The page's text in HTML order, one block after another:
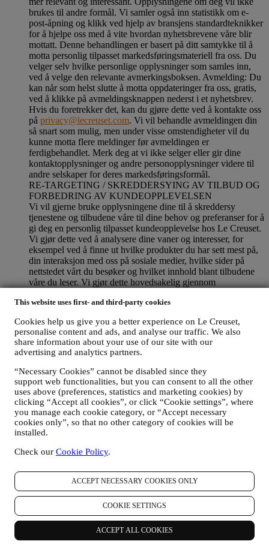
This website uses first- and third-party cookies
Cookies help us give you a better experience on Le Creuset,
personalise content and ads, and analyse our traffic. We also
share information about your use of our site with our
advertising and analytics partners.
“Necessary Cookies” cannot be disabled since they
support web functionalities, but you can consent to all the other
uses above (preferences, statistics and marketing cookies) by
clicking “Accept all cookies”, or click “Cookie settings”, where
you manage each cookie category, or “Accept necessary
cookies only”, so that no other category of cookies will be
installed.
Check our Cookie Policy.
ACCEPT NECESSARY COOKIES ONLY
COOKIE SETTINGS
ACCEPT ALL COOKIES
brukes til andre formål. Vi samler også inn statistikk om e-
post-åpning og klikk ved hjelp av bransjens standardteknikker
for å hjelpe oss med å vite hvordan nyhetsbrevene våre blir
mottatt. Denne behandlingen er basert på ditt samtykke til å
motta personlig tilpasset markedsføringsmateriell fra oss. Du
velger selv hvilke personlige opplysninger som samles inn,
ved å velge den relevante avmerkingsboksen. Avmelding: Du
kan når som helst slutte å motta oppdateringer fra oss, gratis,
ved å klikke på avmeldingsknappen nederst i et nyhetsbrev.
Hvis du foretrekker det, kan du gjøre dette ved å kontakte oss
på privacy@lecreuset.com. Vi vil behandle avmeldingen din
så snart som mulig, men under visse omstendigheter vil du
kunne motta flere meldinger før avmeldingen er
ferdigbehandlet. Merk deg at vi ikke selger eller gir dine
kontaktopplysninger og andre personopplysninger videre til
andre selskaper for deres markedsføringsformål.
RE-TARGETING / SKREDDERSYING AV TILBUD OG
FORBEDRING AV KUNDEOPPLEVELSEN
Vi vil gjerne bruke opplysningene dine til å skreddersy
tjenestene og tilbudene våre til dine behov og preferanser for å
gi deg en personlig tilpasset kundeopplevelse hos Le Creuset.
Vi gjør dette ved å analysere dine vaner og interesser, for
eksempel ved å finne ut hvilke produkter du har sett mest på,
din interaksjon med oss på sosiale medier, hvilke sider på
nettstedet vårt du besøker og hvilket innhold blant tilbudene
våre du leser. Vi gjør dette hovedsakelig gjennom
disse opplysningene til å administrere vår annonsering på
innholdet eller de tilbudene du ser på nettstedet eller, hvis du
har samtykket til å abonnere på nyhetsbrevet vårt, å sende deg
relevante meldinger som vi tror du kan være interessert i.
Opplysningene om deg vil ikke brukes til andre formål.
Bruken av informasjonskapsler er avhengig av samtykke fra
deg. Hvis du ønsker at disse opplysningene ikke skal brukes
til å gi deg interessebaserte annonser, innhold eller meldinger,
kan du begrense bruken av opplysningene om dine online-
handlinger ved å velge dine innstillinger for
informasjonskapsler (men husk at enkelte informasjonskapsler
er nødvendige for å kunne bruke nettstedet). Vennligst merk
annonser, tilbud eller meldinger. Du vil fortsatt motta
informasjon om hvordan vi bruker informasjonskapsler og
hvordan du kan slette dem, kan du lese våre retningslinjer for
informasjonskapslerher.
Dersom du har kjøpt et produkt fra oss, kan vi komme til å
sende deg en e-post der vi ber om at du vurderer produktet
ditt. Vi er interessert i produktanmeldelser fra kundene våre
(dersom de ønsker å oppgi slik informasjon). Det gjør at vi